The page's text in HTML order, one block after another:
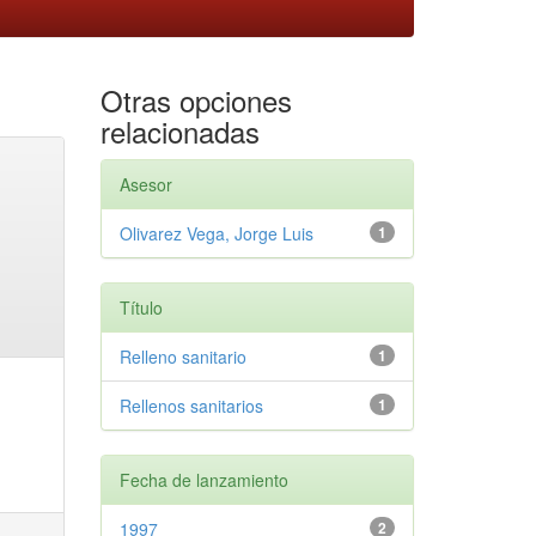
Otras opciones
relacionadas
Asesor
1
Olivarez Vega, Jorge Luis
Título
1
Relleno sanitario
1
Rellenos sanitarios
Fecha de lanzamiento
2
1997